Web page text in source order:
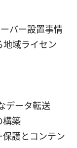
ーバー設置事情
地域ライセン
データ転送
構築
護とコンテン